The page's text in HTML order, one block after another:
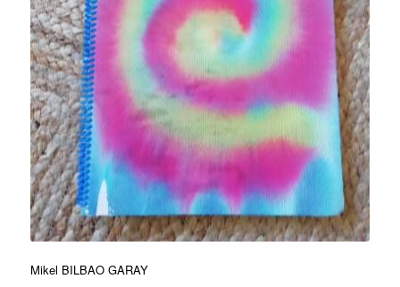
Mikel BILBAO GARAY